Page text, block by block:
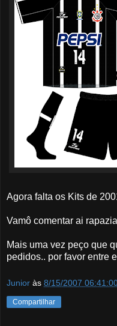
Agora falta os Kits de
Vamô comentar ai
Mais uma vez peço que
pedidos.. por favor entre
Junior às 8/15/2007
Compartilhar